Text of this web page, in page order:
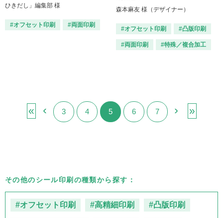
ひきだし」編集部 様
#オフセット印刷 #両面印刷
森本麻友 様（デザイナー）
#オフセット印刷 #凸版印刷
#両面印刷 #特殊／複合加工
« ‹ 3 4 5 6 7 › »
その他のシール印刷の種類から探す：
#オフセット印刷 #高精細印刷 #凸版印刷